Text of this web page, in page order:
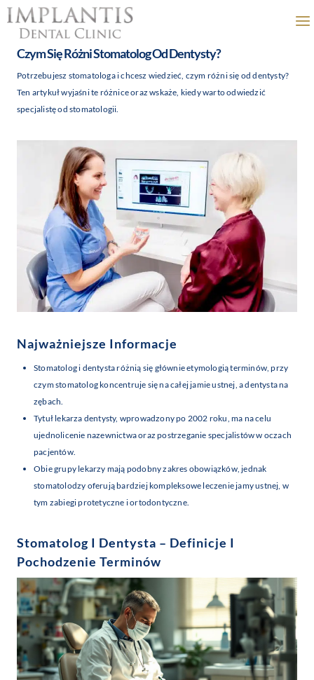
Przejdź
do
treści
Czym Się Różni Stomatolog Od Dentysty?
Potrzebujesz stomatologa i chcesz wiedzieć, czym różni się od dentysty?
Ten artykuł wyjaśni te różnice oraz wskaże, kiedy warto odwiedzić
specjalistę od stomatologii.
Najważniejsze Informacje
Stomatolog i dentysta różnią się głównie etymologią terminów, przy
czym stomatolog koncentruje się na całej jamie ustnej, a dentysta na
zębach.
Tytuł lekarza dentysty, wprowadzony po 2002 roku, ma na celu
ujednolicenie nazewnictwa oraz postrzeganie specjalistów w oczach
pacjentów.
Obie grupy lekarzy mają podobny zakres obowiązków, jednak
stomatolodzy oferują bardziej kompleksowe leczenie jamy ustnej, w
tym zabiegi protetyczne i ortodontyczne.
Stomatolog I Dentysta – Definicje I
Pochodzenie Terminów